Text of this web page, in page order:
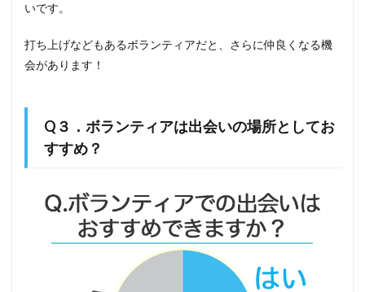
いです。
打ち上げなどもあるボランティアだと、さらに仲良くなる機
会があります！
Q３．ボランティアは出会いの場所としてお
すすめ？